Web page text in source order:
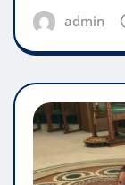
admin